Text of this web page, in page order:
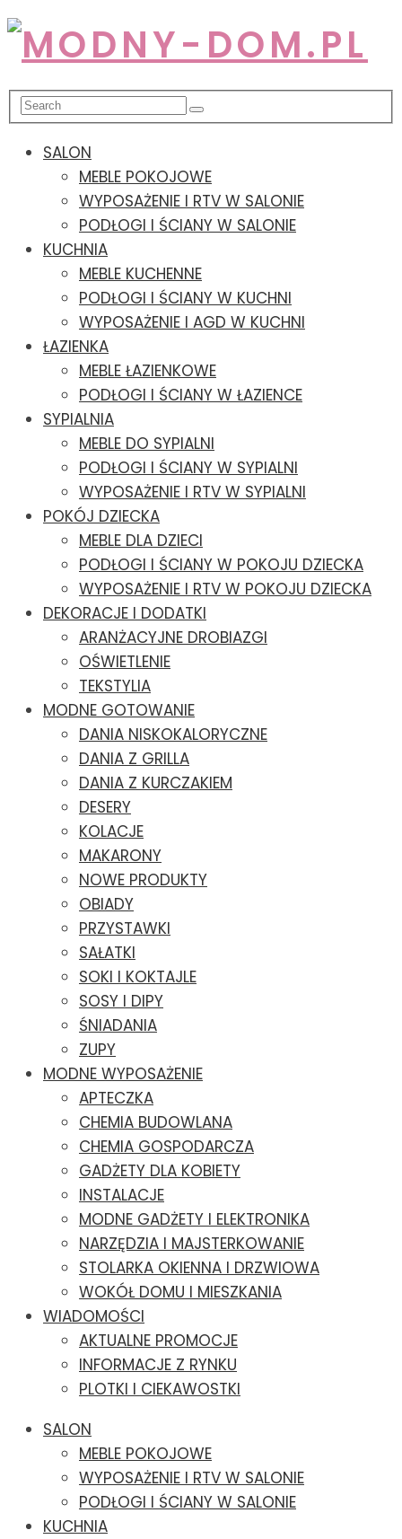
SALON
MEBLE POKOJOWE
WYPOSAŻENIE I RTV W SALONIE
PODŁOGI I ŚCIANY W SALONIE
KUCHNIA
MEBLE KUCHENNE
PODŁOGI I ŚCIANY W KUCHNI
WYPOSAŻENIE I AGD W KUCHNI
ŁAZIENKA
MEBLE ŁAZIENKOWE
PODŁOGI I ŚCIANY W ŁAZIENCE
SYPIALNIA
MEBLE DO SYPIALNI
PODŁOGI I ŚCIANY W SYPIALNI
WYPOSAŻENIE I RTV W SYPIALNI
POKÓJ DZIECKA
MEBLE DLA DZIECI
PODŁOGI I ŚCIANY W POKOJU DZIECKA
WYPOSAŻENIE I RTV W POKOJU DZIECKA
DEKORACJE I DODATKI
ARANŻACYJNE DROBIAZGI
OŚWIETLENIE
TEKSTYLIA
MODNE GOTOWANIE
DANIA NISKOKALORYCZNE
DANIA Z GRILLA
DANIA Z KURCZAKIEM
DESERY
KOLACJE
MAKARONY
NOWE PRODUKTY
OBIADY
PRZYSTAWKI
SAŁATKI
SOKI I KOKTAJLE
SOSY I DIPY
ŚNIADANIA
ZUPY
MODNE WYPOSAŻENIE
APTECZKA
CHEMIA BUDOWLANA
CHEMIA GOSPODARCZA
GADŻETY DLA KOBIETY
INSTALACJE
MODNE GADŻETY I ELEKTRONIKA
NARZĘDZIA I MAJSTERKOWANIE
STOLARKA OKIENNA I DRZWIOWA
WOKÓŁ DOMU I MIESZKANIA
WIADOMOŚCI
AKTUALNE PROMOCJE
INFORMACJE Z RYNKU
PLOTKI I CIEKAWOSTKI
SALON
MEBLE POKOJOWE
WYPOSAŻENIE I RTV W SALONIE
PODŁOGI I ŚCIANY W SALONIE
KUCHNIA